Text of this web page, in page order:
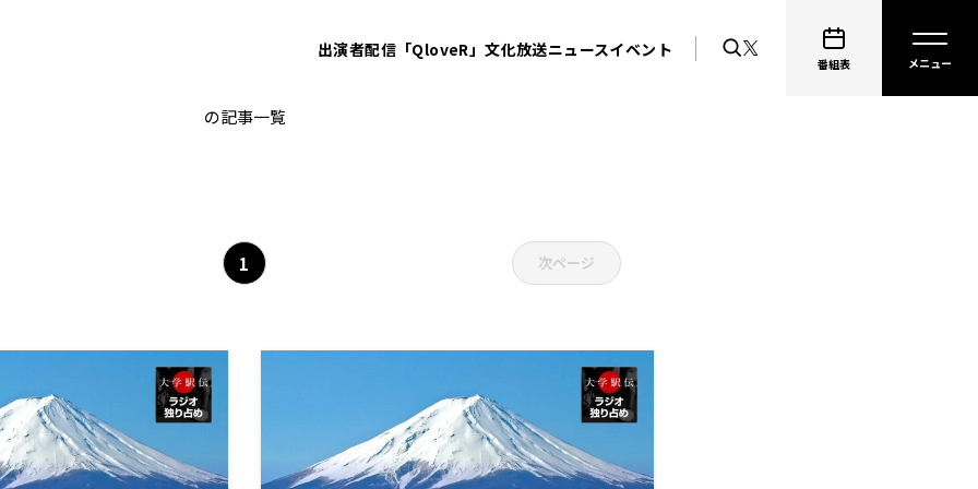
出演者配信「QloveR」文化放送ニュースイベント
番組表
の記事一覧
1 次ページ